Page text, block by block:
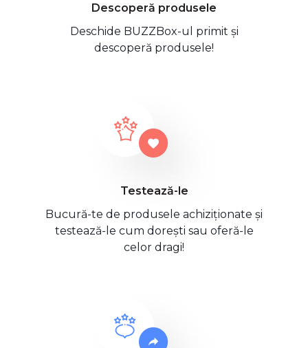
Descoperă produsele
Deschide BUZZBox-ul primit și
descoperă produsele!
Testează-le
Bucură-te de produsele achiziționate și
testează-le cum dorești sau oferă-le
celor dragi!